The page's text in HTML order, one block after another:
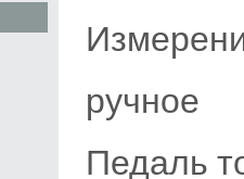
ручное
Педаль